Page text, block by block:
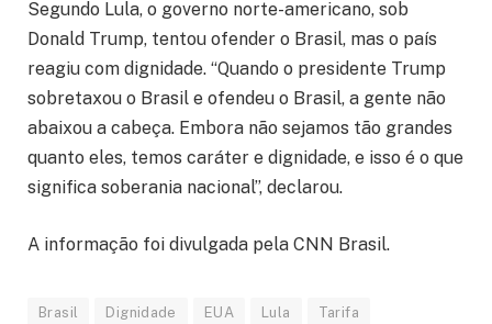
Segundo Lula, o governo norte-americano, sob
Donald Trump, tentou ofender o Brasil, mas o país
reagiu com dignidade. “Quando o presidente Trump
sobretaxou o Brasil e ofendeu o Brasil, a gente não
abaixou a cabeça. Embora não sejamos tão grandes
quanto eles, temos caráter e dignidade, e isso é o que
significa soberania nacional”, declarou.
A informação foi divulgada pela CNN Brasil.
Brasil Dignidade EUA Lula Tarifa